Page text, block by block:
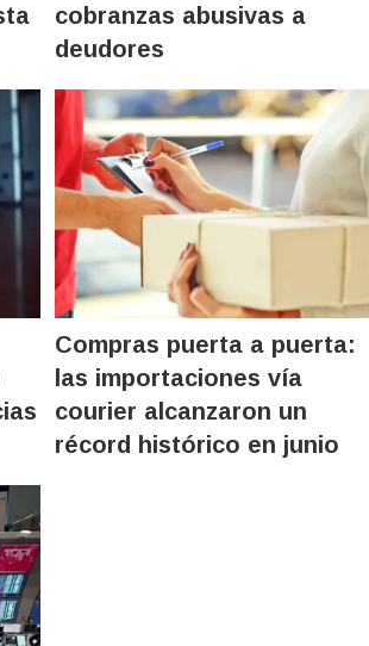
cobranzas abusivas a
deudores
Compras puerta a puerta:
las importaciones vía
courier alcanzaron un
récord histórico en junio